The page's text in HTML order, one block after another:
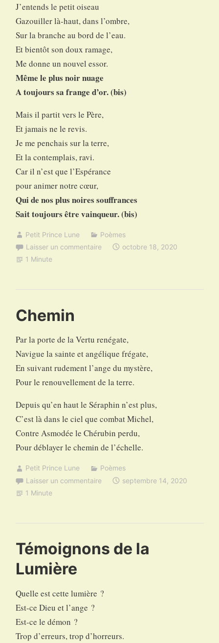
J’entends le petit oiseau
Gazouiller là-haut, dans l’ombre,
Sur la branche au bord de l’eau.
Et bientôt son doux ramage,
Me donne un nouvel essor.
Même le plus noir nuage
A toujours sa frange d’or. (bis)
Mais il partit vers le Père,
Et jamais ne le revis.
Je me penchais sur la terre,
Et la contemplais, ravi.
Car il n’est que l’Espérance
pour animer notre cœur,
Qui de nos plus noires souffrances
Sait toujours être vainqueur. (bis)
Petit Prince Lune
Poèmes
Laisser un commentaire
octobre 18, 2020
1 Minute
Chemin
Par la porte de la Vertu renégate,
Navigue la sainte et angélique frégate,
En suivant rudement l’ange du mystère,
Pour le renouvellement de la terre.
Depuis qu’en haut le Séraphin n’est plus,
C’est là dans le ciel que combat Michel,
Contre Asmodée le Chérubin perdu,
Pour déblayer le chemin de l’échelle.
Petit Prince Lune
Poèmes
Laisser un commentaire
septembre 14, 2020
1 Minute
Témoignons de la
Lumière
Quelle est cette lumière ?
Est-ce Dieu et l’ange ?
Est-ce le démon ?
Trop d’erreurs, trop d’horreurs.